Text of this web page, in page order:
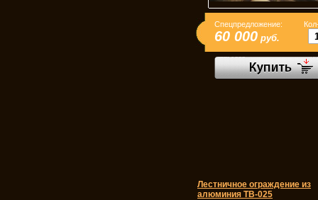
Спецпредложение:
60 000 руб.
Лестничное ограждение из
алюминия ТВ-025